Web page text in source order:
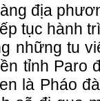
địa
tục hành
những tu
tỉnh Paro
là Pháo